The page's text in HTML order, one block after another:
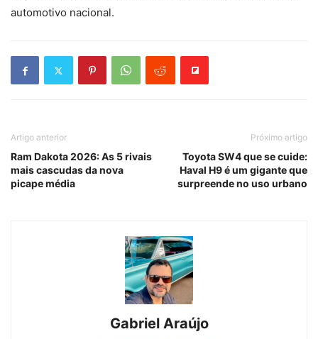
automotivo nacional.
Artigo anterior
Ram Dakota 2026: As 5 rivais
mais cascudas da nova
picape média
Próximo artigo
Toyota SW4 que se cuide:
Haval H9 é um gigante que
surpreende no uso urbano
Gabriel Araújo